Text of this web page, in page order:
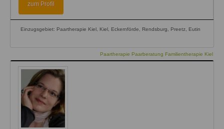
zum Profil
Einzugsgebiet: Paartherapie Kiel, Kiel, Eckernförde, Rendsburg, Preetz, Eutin
Paartherapie Paarberatung Familientherapie Kiel